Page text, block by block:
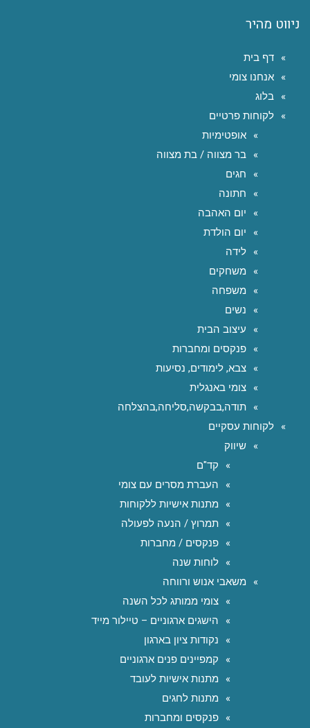
ניווט מהיר
דף בית
אנחנו צומי
בלוג
לקוחות פרטיים
אופטימיות
בר מצווה / בת מצווה
חגים
חתונה
יום האהבה
יום הולדת
לידה
משחקים
משפחה
נשים
עיצוב הבית
פנקסים ומחברות
צבא, לימודים, נסיעות
צומי באנגלית
תודה,בבקשה,סליחה,בהצלחה
לקוחות עסקיים
שיווק
קד"ם
העברת מסרים עם צומי
מתנות אישיות ללקוחות
תמרוץ / הנעה לפעולה
פנקסים / מחברות
לוחות שנה
משאבי אנוש ורווחה
צומי ממותג לכל השנה
הישגים ארגוניים – טיילור מייד
נקודות ציון בארגון
קמפיינים פנים ארגוניים
מתנות אישיות לעובד
מתנות לחגים
פנקסים ומחברות